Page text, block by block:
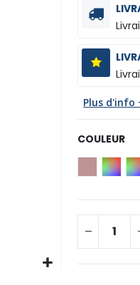
Plus d'info
COULEUR